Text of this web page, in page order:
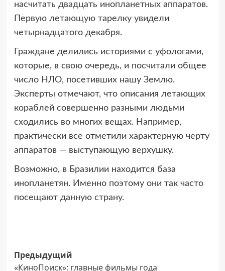
насчитать двадцать инопланетных аппаратов.
Первую летающую тарелку увидели
четырнадцатого декабря.
Граждане делились историями с уфологами,
которые, в свою очередь, и посчитали общее
число НЛО, посетивших нашу Землю.
Эксперты отмечают, что описания летающих
кораблей совершенно разными людьми
сходились во многих вещах. Например,
практически все отметили характерную черту
аппаратов — выступающую верхушку.
Возможно, в Бразилии находится база
инопланетян. Именно поэтому они так часто
посещают данную страну.
Навигация
Предыдущий
«КиноПоиск»: главные фильмы года